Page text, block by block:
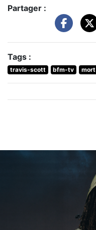
Partager :
Tags :
travis-scott bfm-tv mort